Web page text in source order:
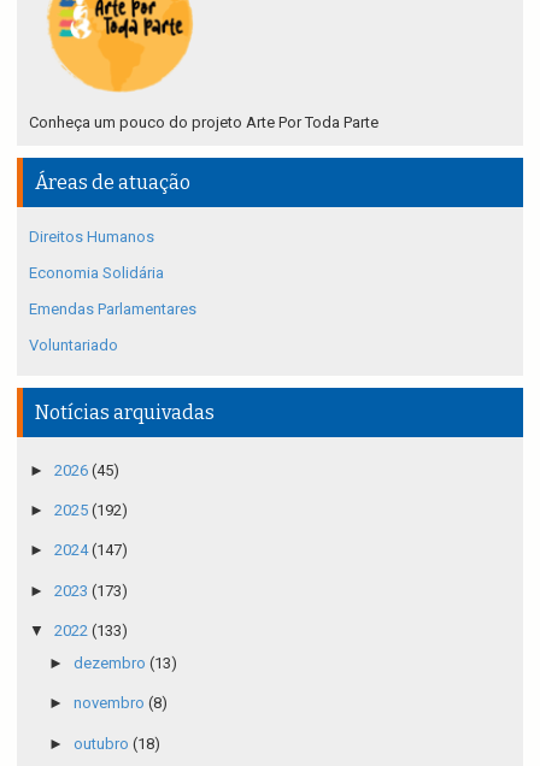
Conheça um pouco do projeto Arte Por Toda Parte
Áreas de atuação
Direitos Humanos
Economia Solidária
Emendas Parlamentares
Voluntariado
Notícias arquivadas
► 2026 (45)
► 2025 (192)
► 2024(147)
► 2023 (173)
▼ 2022 (133)
► dezembro (13)
► novembro (8)
► outubro (18)